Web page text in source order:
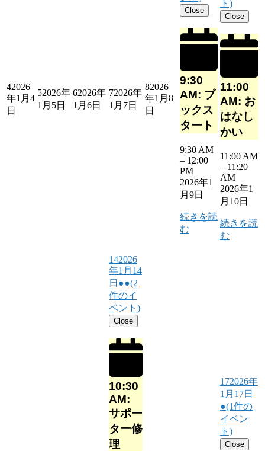
42026
年1月4
日
52026年
1月5日
62026年
1月6日
72026年
1月7日
82026
年1月8
日
Close
9:30
AM: ブ
ックス
タート
9:30 AM
– 12:00
PM
2026年1
月9日
続きを読
む
ト)
Close
11:00
AM: お
はなし
かい
11:00 AM
– 11:20
AM
2026年1
月10日
続きを読
む
142026
年1月14
日 ●●(2
件のイ
ベント)
Close
10:30
AM:
サポー
ター修
理
172026年
1月17日
●(1件の
イベン
ト)
Close